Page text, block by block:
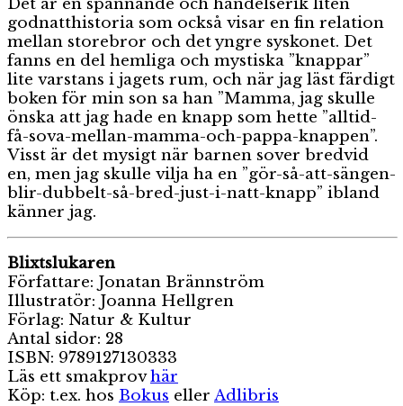
Det är en spännande och händelserik liten
godnatthistoria som också visar en fin relation
mellan storebror och det yngre syskonet. Det
fanns en del hemliga och mystiska ”knappar”
lite varstans i jagets rum, och när jag läst färdigt
boken för min son sa han ”Mamma, jag skulle
önska att jag hade en knapp som hette ”alltid-
få-sova-mellan-mamma-och-pappa-knappen”.
Visst är det mysigt när barnen sover bredvid
en, men jag skulle vilja ha en ”gör-så-att-sängen-
blir-dubbelt-så-bred-just-i-natt-knapp” ibland
känner jag.
Blixtslukaren
Författare: Jonatan Brännström
Illustratör: Joanna Hellgren
Förlag: Natur & Kultur
Antal sidor: 28
ISBN: 9789127130333
Läs ett smakprovhär
Köp: t.ex. hos Bokus eller Adlibris